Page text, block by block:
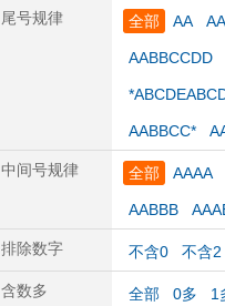
尾号规律 全部 AA
AABBCCDD
AABBCC*
中间号规律 全部 AAAA
AABBB
排除数字 不含0 不含2
含数多 全部 0多 1